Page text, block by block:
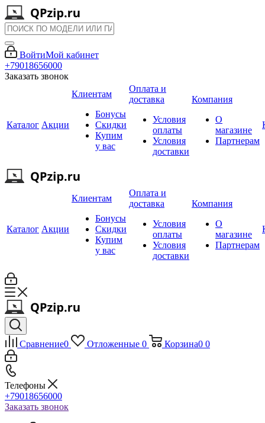
ВойтиМой кабинет
+79018656000
Заказать звонок
Каталог Акции
Клиентам
Бонусы
Скидки
Купим
у вас
Оплата и
доставка
Условия
оплаты
Условия
доставки
Компания
О
магазине
Партнерам
Каталог Акции
Клиентам
Бонусы
Скидки
Купим
у вас
Оплата и
доставка
Условия
оплаты
Условия
доставки
Компания
О
магазине
Партнерам
Сравнение0 Отложенные 0 Корзина0 0
Телефоны
+79018656000
Заказать звонок